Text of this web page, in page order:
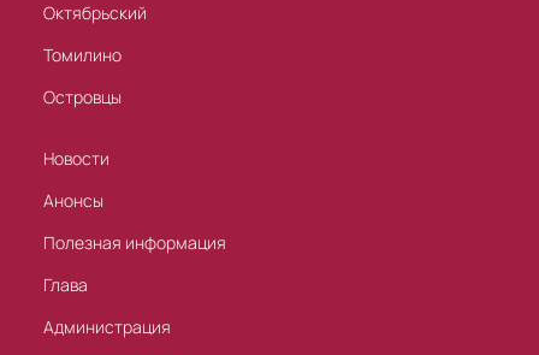
Октябрьский
Томилино
Островцы
Новости
Анонсы
Полезная информация
Глава
Администрация